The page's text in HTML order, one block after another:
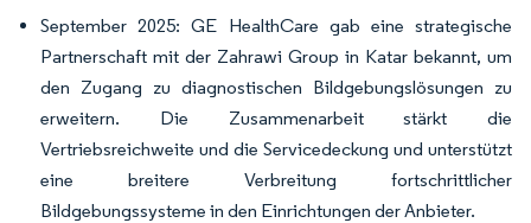
September 2025: GE HealthCare gab eine strategische
Partnerschaft mit der Zahrawi Group in Katar bekannt, um
den Zugang zu diagnostischen Bildgebungslösungen zu
erweitern. Die Zusammenarbeit stärkt die
Vertriebsreichweite und die Servicedeckung und unterstützt
eine breitere Verbreitung fortschrittlicher
Bildgebungssysteme in den Einrichtungen der Anbieter.